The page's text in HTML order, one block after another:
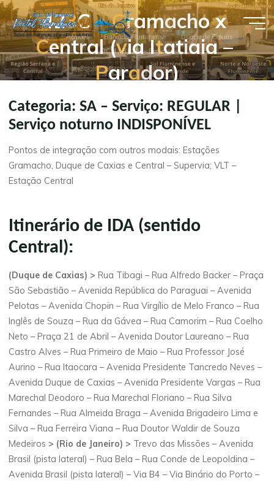
Pular
para
o
conteúdo
Guia de
Empresas
- Portal
RJ
423C – Gramacho x
Central (via Itatiaia –
Parador)
Página
inicial
Regiões Baixada Fluminense
Duque de Caxias
DC 4 / RJ 110 – Reginas
Categoria: SA – Serviço: REGULAR |
Serviço noturno INDISPONÍVEL
Pontos de integração com outros modais: Estações
Gramacho, Duque de Caxias e Central – Supervia; VLT –
Estação Central
Itinerário de IDA (sentido
Central):
(Duque de Caxias) >Rua Tibagi – Rua Alfredo Backer – Praça
São Sebastião – Avenida República do Paraguai – Avenida
Pelotas – Avenida Chopin – Rua Virgílio de Melo Franco – Rua
Inglês de Souza – Rua da Gávea – Rua Camorim – Rua Coelho
Neto – Praça 21 de Abril – Avenida Doutor Laureano – Rua
Castro Alves – Rua Primeiro de Maio – Rua Professor José
Aurino – Rua Itaocara – Avenida Presidente Tancredo Neves –
Avenida Duque de Caxias – Avenida Presidente Vargas – Rua
Marechal Deodoro – Rua Marechal Floriano – Rua Silva
Fernandes – Rua Almeida Braga – Avenida Brigadeiro Lima e
Silva – Rua Ferreira Viana – Rua Doutor Waldir de Souza
Medeiros > (Rio de Janeiro) > Trevo das Missões – Avenida
Brasil (pista lateral) – Rua Bela – Rua Conde de Leopoldina –
Avenida Brasil (pista lateral) – Via B4 – Via Binário do Porto –